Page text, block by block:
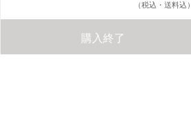
（税込・送料込）
購入終了